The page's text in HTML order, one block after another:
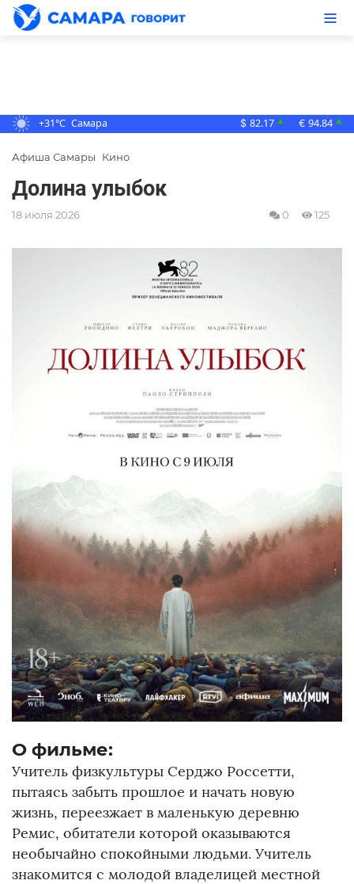
+31°C Самара $ 82.17 ▲ € 94.84 ▲
Афиша Самары Кино
Долина улыбок
18 июля 2026 0 125
О фильме:
Учитель физкультуры Серджо Россетти,
пытаясь забыть прошлое и начать новую
жизнь, переезжает в маленькую деревню
Ремис, обитатели которой оказываются
необычайно спокойными людьми. Учитель
знакомится с молодой владелицей местной